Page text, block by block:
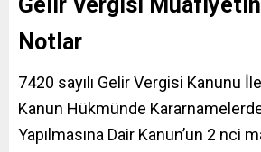
Notlar
7420 sayılı Gelir Vergisi Kanunu
Kanun Hükmünde
Yapılmasına Dair Kanun’un 2 nci